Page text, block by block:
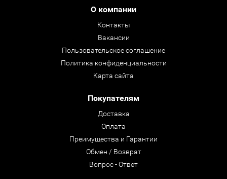
О компании
Контакты
Вакансии
Пользовательское соглашение
Политика конфиденциальности
Карта сайта
Покупателям
Доставка
Оплата
Преимущества и Гарантии
Обмен / Возврат
Вопрос - Ответ